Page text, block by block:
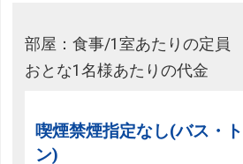
部屋：食事/1室あたりの定員
おとな1名様あたりの代金
喫煙禁煙指定なし(バス・
ン)